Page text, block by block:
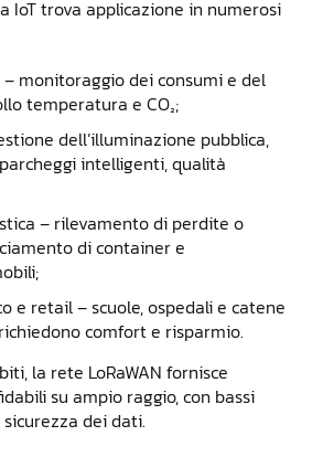
IoT trova applicazione in numerosi
monitoraggio dei consumi e del
temperatura e CO₂;
dell’illuminazione pubblica,
intelligenti, qualità
– rilevamento di perdite o
di container e
e retail – scuole, ospedali e catene
comfort e risparmio.
la rete LoRaWAN fornisce
su ampio raggio, con bassi
dei dati.